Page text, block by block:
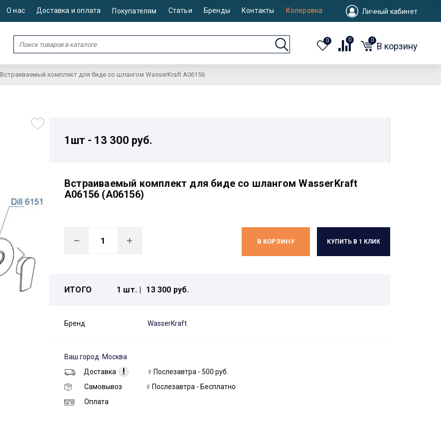
О нас Доставка и оплата Покупателям Статьи Бренды Контакты Колеровка Личный кабинет
0 0 0
В корзину
Встраиваемый комплект для биде со шлангом WasserKraft A06156
1шт - 13 300 руб.
Встраиваемый комплект для биде со шлангом WasserKraft
A06156 (A06156)
В КОРЗИНУ КУПИТЬ В 1 КЛИК
ИТОГО 1 шт. | 13 300 руб.
Бренд WasserKraft
Ваш город: Москва
Доставка
!
Послезавтра - 500 руб.
Самовывоз
Послезавтра - Бесплатно
Оплата